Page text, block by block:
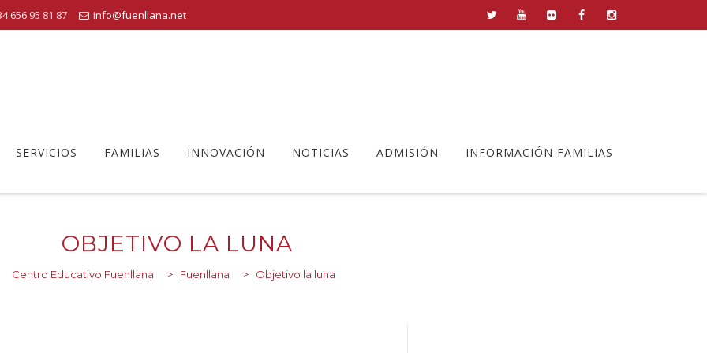
656 95 81 87 info@fuenllana.net
SERVICIOS FAMILIAS INNOVACIÓN NOTICIAS ADMISIÓN INFORMACIÓN FAMILIAS
OBJETIVO LA LUNA
Centro Educativo Fuenllana > Fuenllana > Objetivo la luna